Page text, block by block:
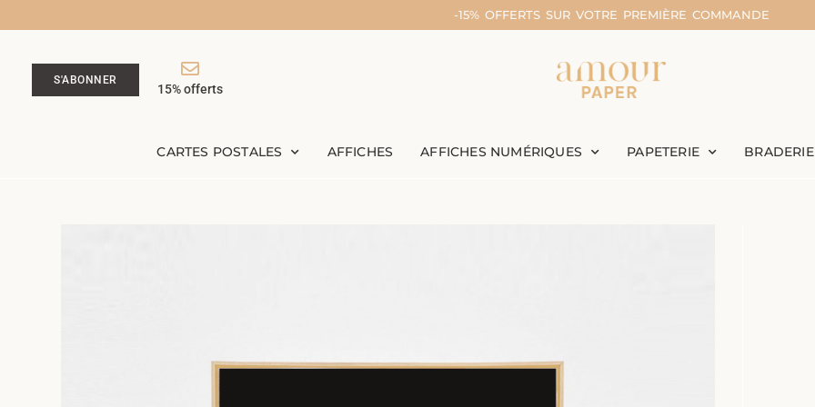
-15% OFFERTS SUR VOTRE PREMIÈRE COMMANDE
S'ABONNER
15% offerts
CARTES POSTALES AFFICHES AFFICHES NUMÉRIQUES PAPETERIE BRADERIE